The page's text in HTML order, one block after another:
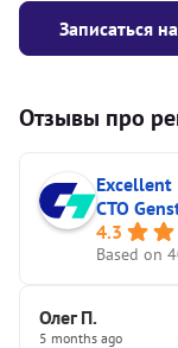
Записаться
Отзывы про
Excellent
СТО
4.3
Based on
Олег П.
5 months ago